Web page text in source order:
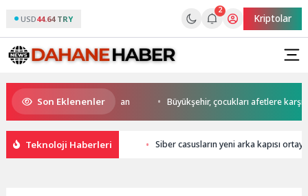
USD44.64 TRY
2
Kriptolar
Son Eklenenler
start Başkan Büyükakın’dan Büyükşehir, çocukları afetlere karşı
Teknoloji Haberleri Siber casusların yeni arka kapısı ortaya